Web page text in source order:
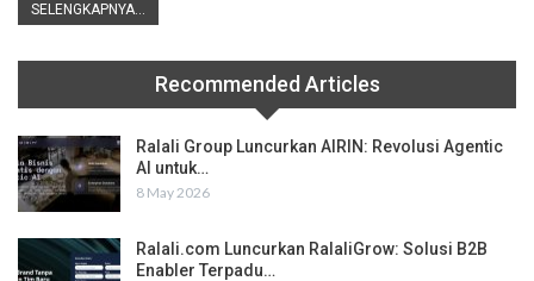
SELENGKAPNYA...
Recommended Articles
Ralali Group Luncurkan AIRIN: Revolusi Agentic
AI untuk…
8 May 2026
Ralali.com Luncurkan RalaliGrow: Solusi B2B
Enabler Terpadu…